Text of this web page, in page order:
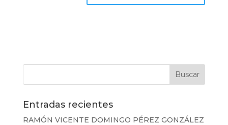
Entradas recientes
RAMÓN VICENTE DOMINGO PÉREZ GONZÁLEZ